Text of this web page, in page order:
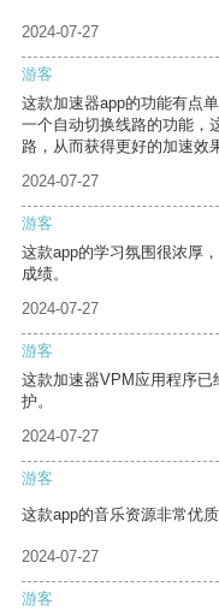
2024-07-27
游客
这款加速器app的功能有点
一个自动切换线路的功能，
路，从而获得更好的加速效
2024-07-27
游客
这款app的学习氛围很浓厚
成绩。
2024-07-27
游客
这款加速器VPM应用程序
护。
2024-07-27
游客
这款app的音乐资源非常优
2024-07-27
游客